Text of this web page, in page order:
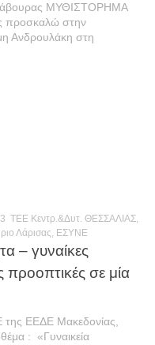
ΜΥΘΙΣΤΟΡΗΜΑ
προσκαλώ στην
Ανδρουλάκη στη
TEE Κεντρ.&Δυτ. ΘΕΣΣΑΛΙΑΣ,
Λάρισας, ΕΣΥΝΕ
– γυναίκες
προοπτικές σε μία
ΕΕΔΕ Μακεδονίας,
: «Γυναικεία